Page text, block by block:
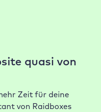
quasi von
Zeit für deine
von Raidboxes